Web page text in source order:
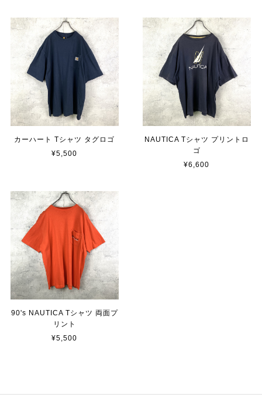
カーハート Tシャツ タグロゴ
¥5,500
NAUTICA Tシャツ プリントロ
ゴ
¥6,600
90's NAUTICA Tシャツ 両面プ
リント
¥5,500